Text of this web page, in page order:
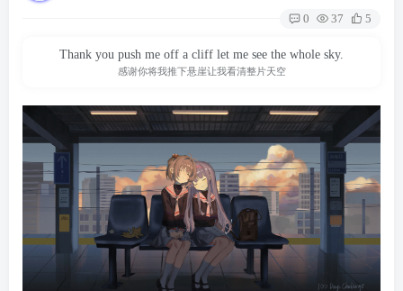
0 37 5
Thank you push me off a cliff let me see the whole sky.
感谢你将我推下悬崖让我看清整片天空